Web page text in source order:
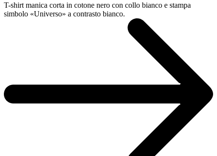
T-shirt manica corta in cotone nero con collo bianco e stampa
simbolo «Universo» a contrasto bianco.